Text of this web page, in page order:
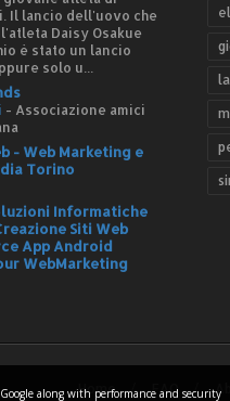
Il lancio dell'uovo che
Daisy Osakue
è stato un lancio
solo u...
- Associazione amici
- Web Marketing e
Torino
Informatiche
Siti Web
App Android
WebMarketing
Home FAQ
along with performance and security